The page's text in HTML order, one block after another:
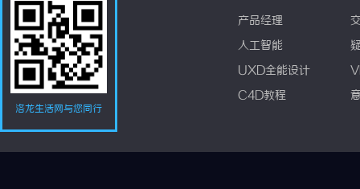
洛龙生活网与您同行
产品经理
人工智能
UXD全能设计
C4D教程